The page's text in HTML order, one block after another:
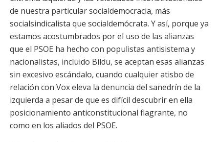
de nuestra particular socialdemocracia, más
socialsindicalista que socialdemócrata. Y así, porque ya
estamos acostumbrados por el uso de las alianzas
que el PSOE ha hecho con populistas antisistema y
nacionalistas, incluido Bildu, se aceptan esas alianzas
sin excesivo escándalo, cuando cualquier atisbo de
relación con Vox eleva la denuncia del sanedrín de la
izquierda a pesar de que es difícil descubrir en ella
posicionamiento anticonstitucional flagrante, no
como en los aliados del PSOE.